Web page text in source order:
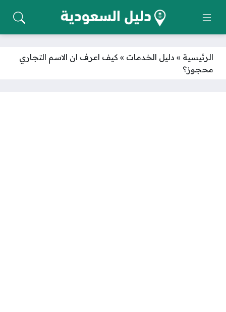
الرئيسية » دليل الخدمات » كيف اعرف ان الاسم التجاري
محجوز؟